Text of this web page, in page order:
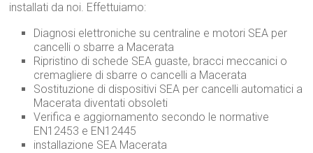
installati da noi. Effettuiamo:
Diagnosi elettroniche su centraline e motori SEA per
cancelli o sbarre a Macerata
Ripristino di schede SEA guaste, bracci meccanici o
cremagliere di sbarre o cancelli a Macerata
Sostituzione di dispositivi SEA per cancelli automatici a
Macerata diventati obsoleti
Verifica e aggiornamento secondo le normative
EN12453 e EN12445
installazione SEA Macerata